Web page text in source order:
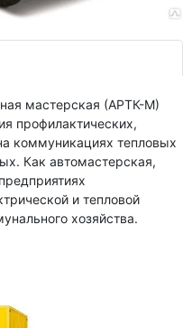
мастерская (АРТК-М)
профилактических,
коммуникациях тепловых
Как автомастерская,
и тепловой
хозяйства.